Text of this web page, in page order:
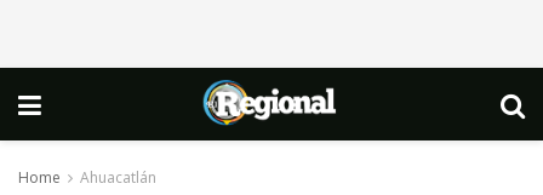
Home Ahuacatlán